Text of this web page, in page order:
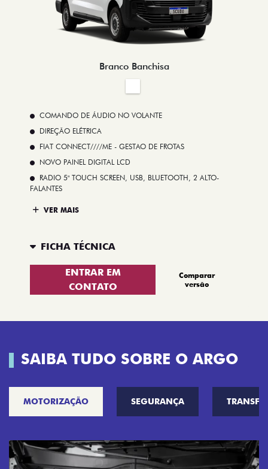
Branco Banchisa
COMANDO DE ÁUDIO NO VOLANTE
DIREÇÃO ELÉTRICA
FIAT CONNECT////ME - GESTAO DE FROTAS
NOVO PAINEL DIGITAL LCD
RADIO 5" TOUCH SCREEN, USB, BLUETOOTH, 2 ALTO-
FALANTES
VER MAIS
FICHA TÉCNICA
ENTRAR EM
CONTATO
Comparar
versão
SAIBA TUDO SOBRE O ARGO
MOTORIZAÇÃO SEGURANÇA